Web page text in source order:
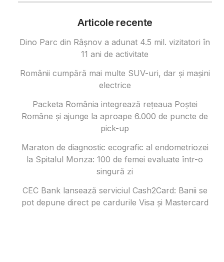
Articole recente
Dino Parc din Râșnov a adunat 4.5 mil. vizitatori în
11 ani de activitate
Românii cumpără mai multe SUV-uri, dar și mașini
electrice
Packeta România integrează rețeaua Poștei
Române și ajunge la aproape 6.000 de puncte de
pick-up
Maraton de diagnostic ecografic al endometriozei
la Spitalul Monza: 100 de femei evaluate într-o
singură zi
CEC Bank lansează serviciul Cash2Card: Banii se
pot depune direct pe cardurile Visa și Mastercard